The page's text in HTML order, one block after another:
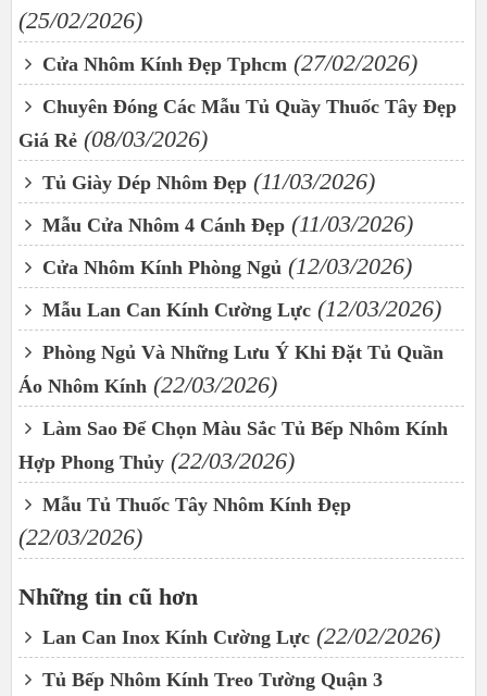
(25/02/2026)
Cửa Nhôm Kính Đẹp Tphcm (27/02/2026)
Chuyên Đóng Các Mẫu Tủ Quầy Thuốc Tây Đẹp
Giá Rẻ (08/03/2026)
Tủ Giày Dép Nhôm Đẹp (11/03/2026)
Mẫu Cửa Nhôm 4 Cánh Đẹp (11/03/2026)
Cửa Nhôm Kính Phòng Ngủ (12/03/2026)
Mẫu Lan Can Kính Cường Lực (12/03/2026)
Phòng Ngủ Và Những Lưu Ý Khi Đặt Tủ Quần
Áo Nhôm Kính (22/03/2026)
Làm Sao Để Chọn Màu Sắc Tủ Bếp Nhôm Kính
Hợp Phong Thủy (22/03/2026)
Mẫu Tủ Thuốc Tây Nhôm Kính Đẹp
(22/03/2026)
Những tin cũ hơn
Lan Can Inox Kính Cường Lực (22/02/2026)
Tủ Bếp Nhôm Kính Treo Tường Quận 3